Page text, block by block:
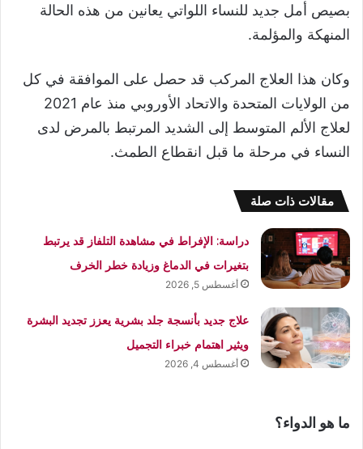
بصيص أمل جديد للنساء اللواتي يعانين من هذه الحالة
المنهكة والمؤلمة.
وكان هذا العلاج المركب قد حصل على الموافقة في كل
من الولايات المتحدة والاتحاد الأوروبي منذ عام 2021
لعلاج الألم المتوسط إلى الشديد المرتبط بالمرض لدى
النساء في مرحلة ما قبل انقطاع الطمث.
مقالات ذات صلة
دراسة: الإفراط في مشاهدة التلفاز قد يرتبط
بتغيرات في الدماغ وزيادة خطر الخرف
أغسطس 5, 2026
علاج جديد بأنسجة جلد بشرية يعزز تجديد البشرة
ويثير اهتمام خبراء التجميل
أغسطس 4, 2026
ما هو الدواء؟